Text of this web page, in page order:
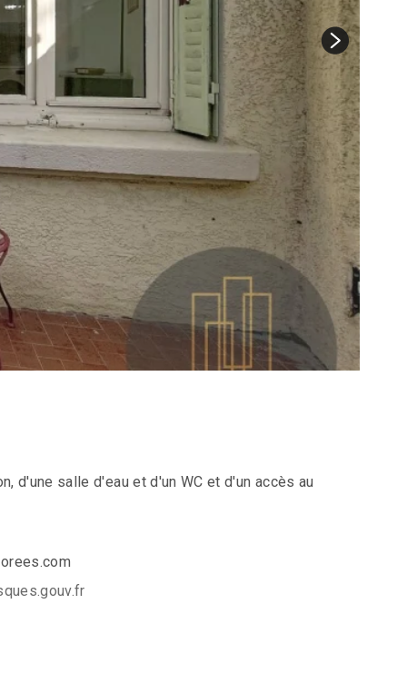
d'une salle d'eau et d'un WC et d'un accès au